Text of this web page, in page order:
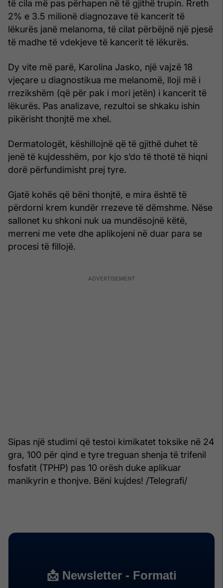
të cila më pas përhapen në të gjithë trupin. Rreth
2% e 3.5 milionë diagnozave të kancerit të
lëkurës janë melanoma, të cilat përbëjnë një pjesë
të madhe të vdekjeve të kancerit të lëkurës.
Dy vite më parë, Karolina Jasko, një vajzë 18
vjeçare u diagnostikua me melanomë, lloji më i
rrezikshëm (që për pak i mori jetën) i kancerit të
lëkurës. Pas analizave, rezultoi se shkaku ishin
pikërisht thonjtë me xhel.
Dermatologët, këshillojnë që të gjithë duhet të
jenë të kujdesshëm, por kjo s’do të thotë të hiqni
dorë përfundimisht prej tyre.
Gjatë kohës që bëni thonjtë, e mira është të
përdorni krem kundër rrezeve të dëmshme. Nëse
sallonet ku shkoni nuk ua mundësojnë këtë,
merreni me vete dhe aplikojeni në duar para se
procesi të fillojë.
Sipas një studimi që testoi kimikatet toksike në 24
gra, 100 për qind e tyre treguan shenja të trifenil
fosfatit (TPHP) pas 10 orësh duke aplikuar
manikyrin e thonjve. Bëni kujdes! /Telegrafi/